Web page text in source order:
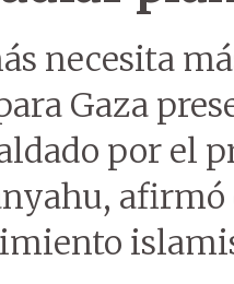
necesita
Gaza
por el
afirmó